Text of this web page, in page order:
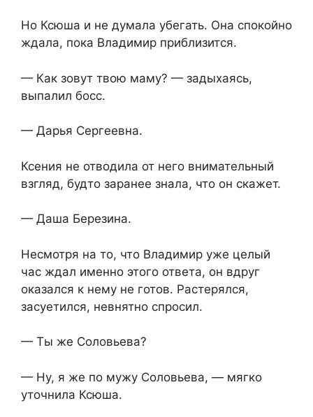
Но Ксюша и не думала убегать. Она спокойно
ждала, пока Владимир приблизится.
— Как зовут твою маму? — задыхаясь,
выпалил босс.
— Дарья Сергеевна.
Ксения не отводила от него внимательный
взгляд, будто заранее знала, что он скажет.
— Даша Березина.
Несмотря на то, что Владимир уже целый
час ждал именно этого ответа, он вдруг
оказался к нему не готов. Растерялся,
засуетился, невнятно спросил.
— Ты же Соловьева?
— Ну, я же по мужу Соловьева, — мягко
уточнила Ксюша.